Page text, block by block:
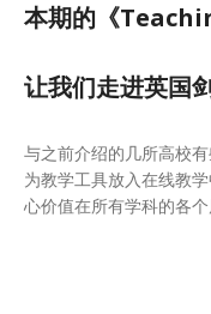
本期的《
让我们走进英国
与之前介绍的几所高校
为教学工具放入在线教
心价值在所有学科的各个